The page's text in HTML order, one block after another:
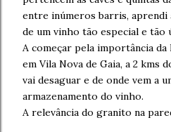
entre inúmeros barris, aprendi
de um vinho tão especial e tão
A começar pela importância da
em Vila Nova de Gaia, a 2 kms
vai desaguar e de onde vem a
armazenamento do vinho.
A relevância do granito na